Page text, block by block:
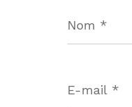
*
mail
*